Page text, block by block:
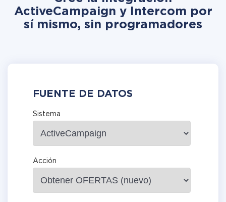
ActiveCampaign y Intercom por
sí mismo, sin programadores
FUENTE DE DATOS
Sistema
Acción